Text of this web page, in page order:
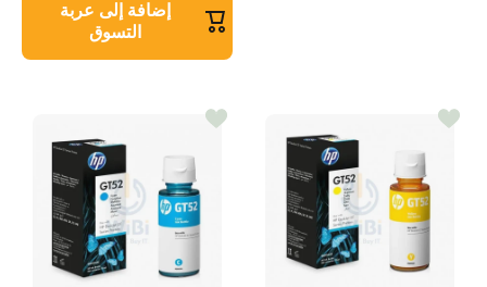
إضافة إلى عربة
التسوق